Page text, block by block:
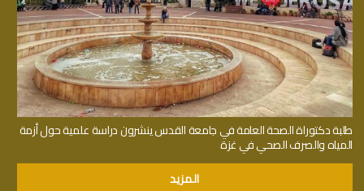
طلبة دكتوراة الصحة العامة في جامعة القدس ينشرون دراسة علمية حول أزمة
المياه والصرف الصحي في غزة
المزيد